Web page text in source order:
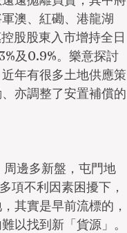
澳、紅磡、港龍湖
股股東入市增持全日
及0.9%。樂意探討
年有很多土地供應策
亦調整了安置補償的
邊多新盤，屯門地
項不利因素困擾下，
其實是早前流標的，
以找到新「貨源」。